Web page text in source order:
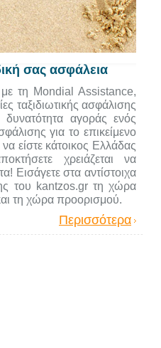
σας ασφάλεια
τη Mondial Assistance,
ταξιδιωτικής ασφάλισης
αγοράς ενός
για το επικείμενο
είστε κάτοικος Ελλάδας
χρειάζεται να
Εισάγετε στα αντίστοιχα
του kantzos.gr τη χώρα
τη χώρα προορισμού.
Περισσότερα